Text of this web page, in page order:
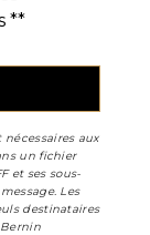
**
aux
un fichier
et ses sous-
Les
destinataires
Bernin